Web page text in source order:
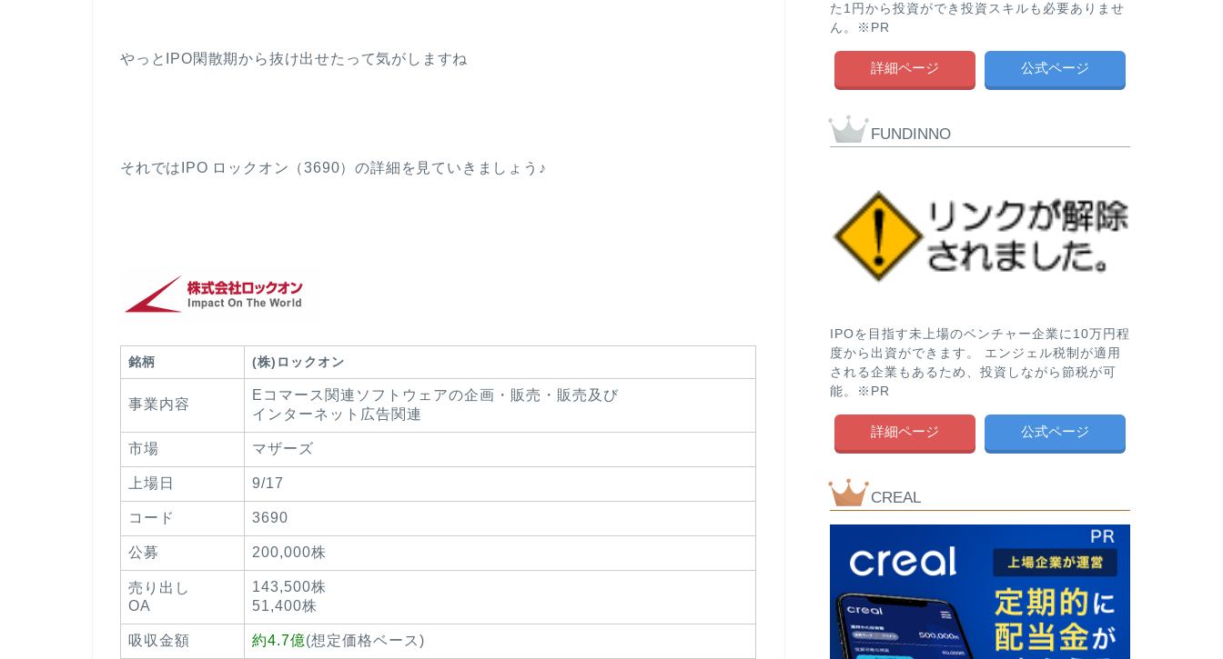
やっとIPO閑散期から抜け出せたって気がしますね
それではIPO ロックオン（3690）の詳細を見ていきましょう♪
銘柄 (株)ロックオン
事業内容
Eコマース関連ソフトウェアの企画・販売・販売及び
インターネット広告関連
市場 マザーズ
上場日 9/17
コード 3690
公募 200,000株
売り出し
OA
143,500株
51,400株
吸収金額 約4.7億(想定価格ベース)
た1円から投資ができ投資スキルも必要ありませ
ん。※PR
詳細ページ 公式ページ
FUNDINNO
IPOを目指す未上場のベンチャー企業に10万円程
度から出資ができます。 エンジェル税制が適用
される企業もあるため、投資しながら節税が可
能。※PR
詳細ページ 公式ページ
CREAL